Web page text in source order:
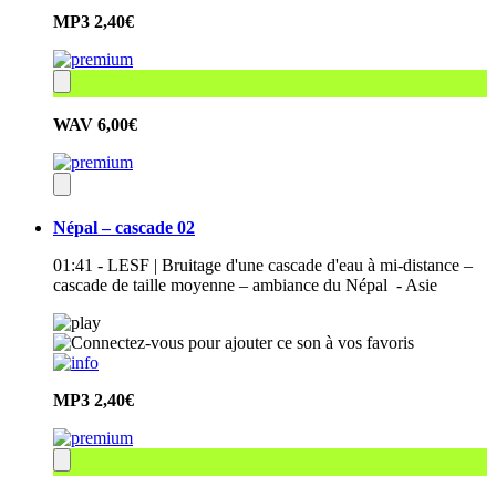
MP3 2,40€
WAV 6,00€
Népal – cascade 02
01:41 - LESF | Bruitage d'une cascade d'eau à mi-distance –
cascade de taille moyenne – ambiance du Népal - Asie
MP3 2,40€